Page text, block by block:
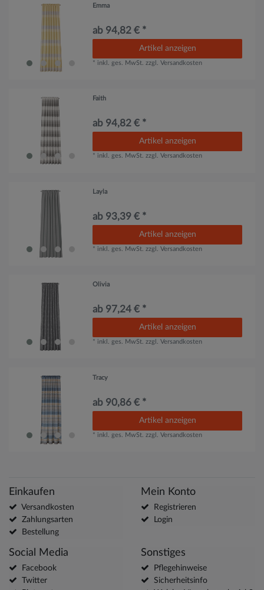
Emma
ab 94,82 € *
Artikel anzeigen
* inkl. ges. MwSt. zzgl.Versandkosten
Faith
ab 94,82 € *
Artikel anzeigen
* inkl. ges. MwSt. zzgl.Versandkosten
Layla
ab 93,39 € *
Artikel anzeigen
* inkl. ges. MwSt. zzgl.Versandkosten
Olivia
ab 97,24 € *
Artikel anzeigen
* inkl. ges. MwSt. zzgl.Versandkosten
Tracy
ab 90,86 € *
Artikel anzeigen
* inkl. ges. MwSt. zzgl.Versandkosten
Einkaufen
Versandkosten
Zahlungsarten
Bestellung
Mein Konto
Registrieren
Login
Social Media
Facebook
Twitter
Sonstiges
Pflegehinweise
Sicherheitsinfo